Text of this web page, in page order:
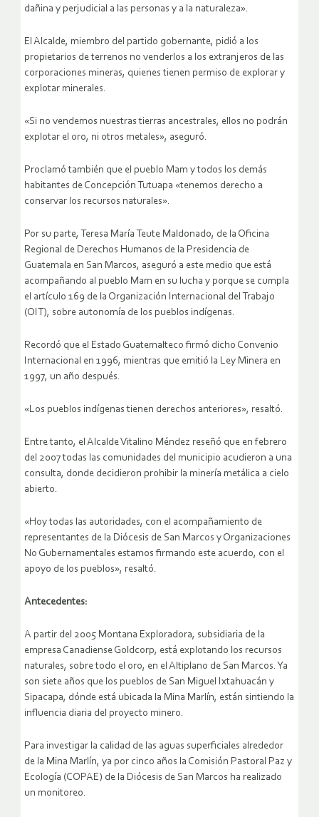
dañina y perjudicial a las personas y a la naturaleza».
El Alcalde, miembro del partido gobernante, pidió a los
propietarios de terrenos no venderlos a los extranjeros de las
corporaciones mineras, quienes tienen permiso de explorar y
explotar minerales.
«Si no vendemos nuestras tierras ancestrales, ellos no podrán
explotar el oro, ni otros metales», aseguró.
Proclamó también que el pueblo Mam y todos los demás
habitantes de Concepción Tutuapa «tenemos derecho a
conservar los recursos naturales».
Por su parte, Teresa María Teute Maldonado, de la Oficina
Regional de Derechos Humanos de la Presidencia de
Guatemala en San Marcos, aseguró a este medio que está
acompañando al pueblo Mam en su lucha y porque se cumpla
el artículo 169 de la Organización Internacional del Trabajo
(OIT), sobre autonomía de los pueblos indígenas.
Recordó que el Estado Guatemalteco firmó dicho Convenio
Internacional en 1996, mientras que emitió la Ley Minera en
1997, un año después.
«Los pueblos indígenas tienen derechos anteriores», resaltó.
Entre tanto, el Alcalde Vitalino Méndez reseñó que en febrero
del 2007 todas las comunidades del municipio acudieron a una
consulta, donde decidieron prohibir la minería metálica a cielo
abierto.
«Hoy todas las autoridades, con el acompañamiento de
representantes de la Diócesis de San Marcos y Organizaciones
No Gubernamentales estamos firmando este acuerdo, con el
apoyo de los pueblos», resaltó.
Antecedentes:
A partir del 2005 Montana Exploradora, subsidiaria de la
empresa Canadiense Goldcorp, está explotando los recursos
naturales, sobre todo el oro, en el Altiplano de San Marcos. Ya
son siete años que los pueblos de San Miguel Ixtahuacán y
Sipacapa, dónde está ubicada la Mina Marlín, están sintiendo la
influencia diaria del proyecto minero.
Para investigar la calidad de las aguas superficiales alrededor
de la Mina Marlín, ya por cinco años la Comisión Pastoral Paz y
Ecología (COPAE) de la Diócesis de San Marcos ha realizado
un monitoreo.